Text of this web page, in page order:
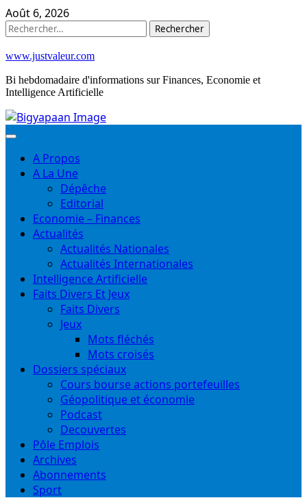
Skip
to
Août 6, 2026
Rechercher :
www.justvaleur.com
Bi hebdomadaire d'informations sur Finances, Economie et
Intelligence Artificielle
A Propos
A La Une
Dépêche
Editorial
Economie – Finances
Actualités
Actualités Nationales
Actualités Internationales
Intelligence Artificielle
Faits Divers Et Jeux
Faits Divers
Jeux
Mots fléchés
Mots croisés
Dossiers spéciaux
Cours bourse actions portefeuilles
Géopolitique et économie
Podcast
Decouvertes
Pôle Emplois
Archives
Abonnements
Sport